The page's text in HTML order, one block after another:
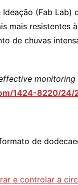
(Fab Lab)
mais resistentes
de chuvas
1424-8220/24/
de
e controlar a